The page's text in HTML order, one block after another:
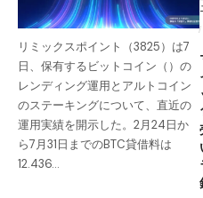
リミックスポイント（3825）は7
日、保有するビットコイン（）の
レンディング運用とアルトコイン
のステーキングについて、直近の
運用実績を開示した。2月24日か
ら7月31日までのBTC貸借料は
12.436…